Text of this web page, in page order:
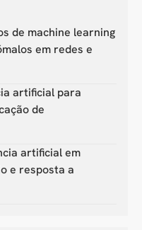
de machine learning
em redes e
artificial para
de
artificial em
e resposta a